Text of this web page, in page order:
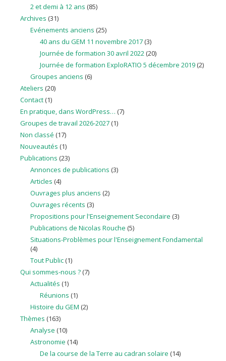
2 et demi à 12 ans (85)
Archives (31)
Evénements anciens (25)
40 ans du GEM 11 novembre 2017 (3)
Journée de formation 30 avril 2022 (20)
Journée de formation ExploRATIO 5 décembre 2019 (2)
Groupes anciens (6)
Ateliers (20)
Contact (1)
En pratique, dans WordPress… (7)
Groupes de travail 2026-2027 (1)
Non classé (17)
Nouveautés (1)
Publications (23)
Annonces de publications (3)
Articles (4)
Ouvrages plus anciens (2)
Ouvrages récents (3)
Propositions pour l'Enseignement Secondaire (3)
Publications de Nicolas Rouche (5)
Situations-Problèmes pour l'Enseignement Fondamental
(4)
Tout Public(1)
Qui sommes-nous ? (7)
Actualités (1)
Réunions (1)
Histoire du GEM (2)
Thèmes (163)
Analyse (10)
Astronomie (14)
De la course de la Terre au cadran solaire (14)